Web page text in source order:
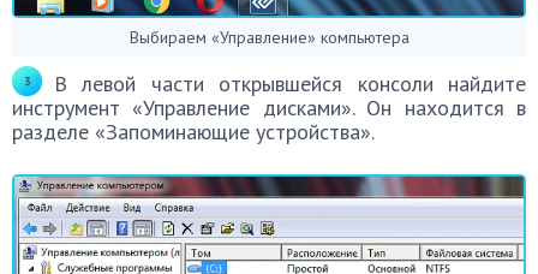
Выбираем «Управление» компьютера
В левой части открывшейся консоли найдите
инструмент «Управление дисками». Он находится в
разделе «Запоминающие устройства».